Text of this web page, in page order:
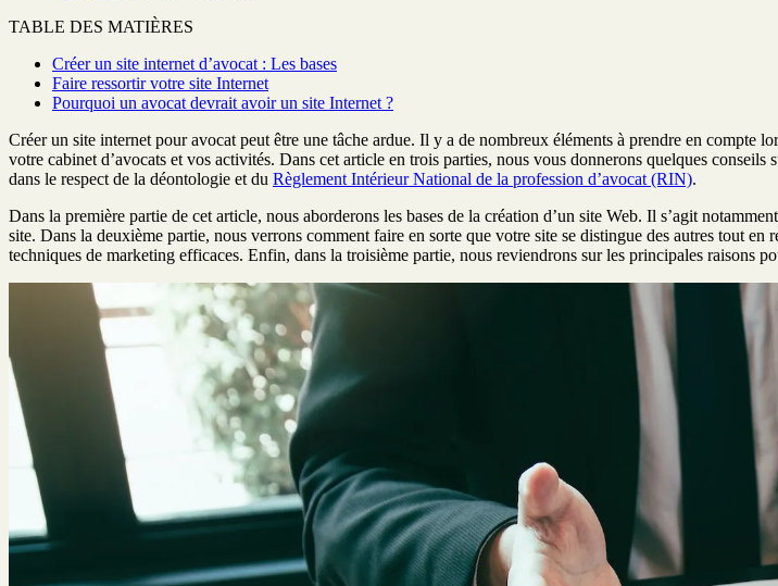
TABLE DES MATIÈRES
Créer un site internet d’avocat : Les bases
Faire ressortir votre site Internet
Pourquoi un avocat devrait avoir un site Internet ?
Créer un site internet pour avocat peut être une tâche ardue. Il y a de nombreux éléments à prendre en compte
votre cabinet d’avocats et vos activités. Dans cet article en trois parties, nous vous donnerons quelques
dans le respect de la déontologie et du Règlement Intérieur National de la profession d’avocat (RIN).
Dans la première partie de cet article, nous aborderons les bases de la création d’un site Web. Il s’agit
site. Dans la deuxième partie, nous verrons comment faire en sorte que votre site se distingue des autres tout
techniques de marketing efficaces. Enfin, dans la troisième partie, nous reviendrons sur les principales raisons